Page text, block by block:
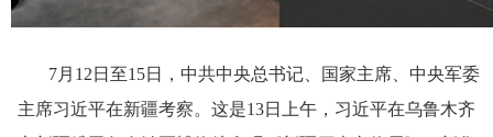
7月12日至15日，中共中央总书记、国家主席、中央军委
主席习近平在新疆考察。这是13日上午，习近平在乌鲁木齐